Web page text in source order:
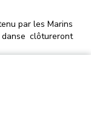
par les Marins
clôtureront